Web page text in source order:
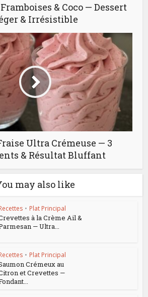
& Coco — Dessert
& Irrésistible
Ultra Crémeuse — 3
& Résultat Bluffant
may also like
• Plat Principal
à la Crème Ail &
— Ultra...
• Plat Principal
Crémeux au
et Crevettes —